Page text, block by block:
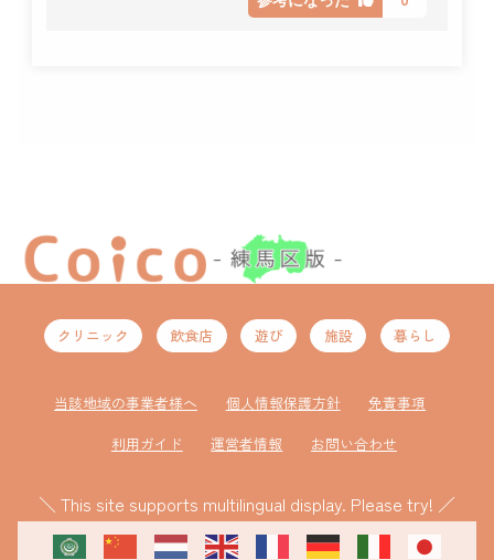
クリニック 飲食店 遊び 施設 暮らし
当該地域の事業者様へ 個人情報保護方針
免責事項
利用ガイド
運営者情報 お問い合わせ
＼ This site supports multilingual display. Please try! ／